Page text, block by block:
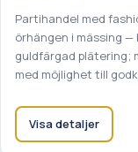
Partihandel med
örhängen i mässing —
guldfärgad plätering;
med möjlighet till
Visa detaljer